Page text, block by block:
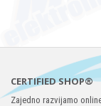
CERTIFIED SHOP®
Zajedno razvijamo